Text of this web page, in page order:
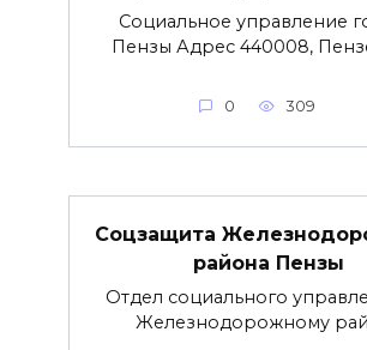
Социальное управление
Пензы Адрес 440008,
0 309
Соцзащита
района Пензы
Отдел социального
Железнодорожному